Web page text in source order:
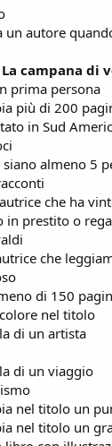
autore
La campana di
prima persona
più di 200
in Sud
almeno 5
che ha
in prestito o
che
di 150
nel titolo
di un artista
di un viaggio
nel titolo un
nel titolo un